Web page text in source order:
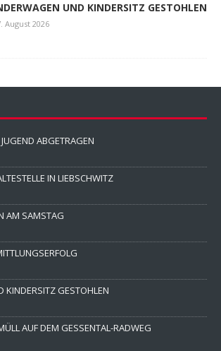
UND KINDERSITZ GESTOHLEN
August 2026
ABGETRAGEN
IN LIEBSCHWITZ
AM SAMSTAG
KINDERSITZ GESTOHLEN
AUF DEM GESSENTAL-RADWEG